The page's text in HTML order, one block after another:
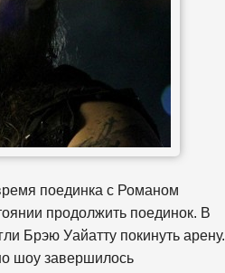
поединка с Романом
продолжить поединок. В
Брэю Уайатту покинуть арену.
шоу завершилось